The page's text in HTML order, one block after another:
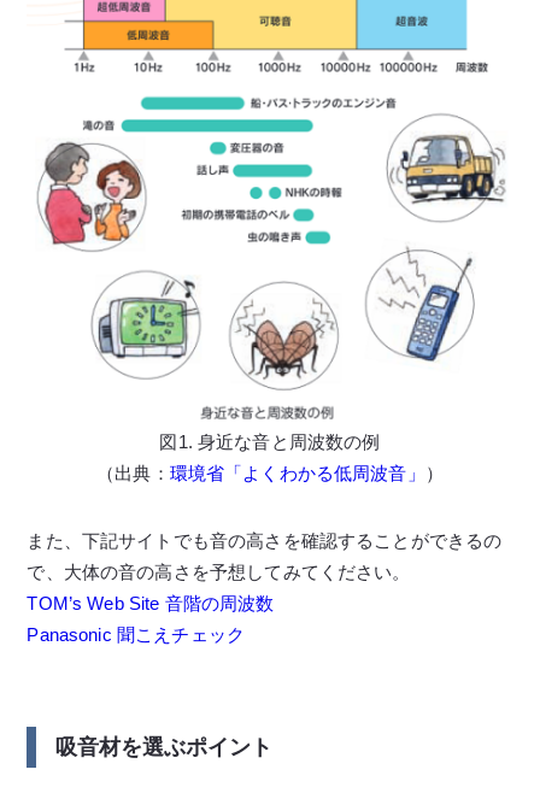
図1. 身近な音と周波数の例
（出典： 環境省「よくわかる低周波音」 ）
また、下記サイトでも音の高さを確認することができるの
で、大体の音の高さを予想してみてください。
TOM’s Web Site 音階の周波数
Panasonic 聞こえチェック
吸音材を選ぶポイント